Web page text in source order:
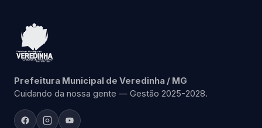
Prefeitura Municipal de Veredinha / MG
Cuidando da nossa gente — Gestão 2025-2028.